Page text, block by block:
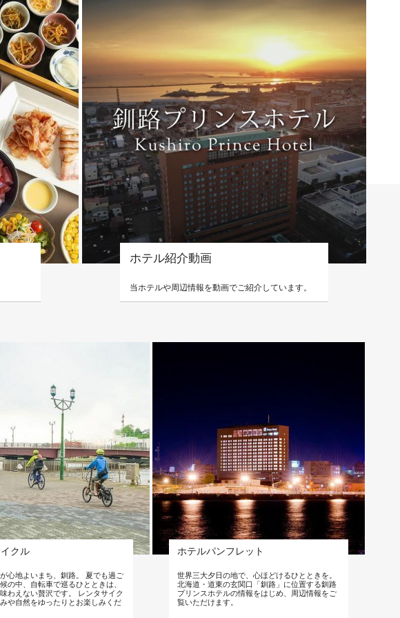
ホテル紹介動画
当ホテルや周辺情報を動画でご紹介しています。
クル
心地よいまち、釧路。 夏でも過ご
の中、自転車で巡るひとときは、
わえない贅沢です。 レンタサイク
や自然をゆったりとお楽しみくだ
ホテルパンフレット
世界三大夕日の地で、心ほどけるひとときを。
北海道・道東の玄関口「釧路」に位置する釧路
プリンスホテルの情報をはじめ、周辺情報をご
覧いただけます。